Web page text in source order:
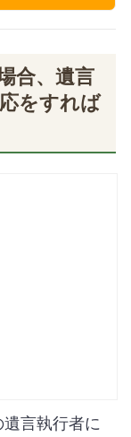
合、遺言
をすれば
言執行者に